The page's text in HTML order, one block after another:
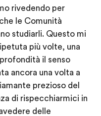
rivedendo per
le Comunità
studiarli. Questo mi
più volte, una
il senso
ancora una volta a
prezioso del
di rispecchiarmici in
delle